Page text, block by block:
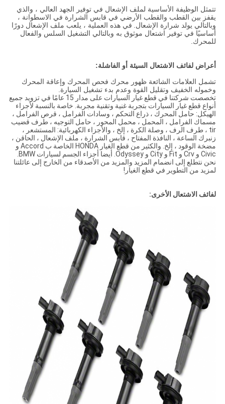
تتمثل الوظيفة الأساسية لملف الإشعال في توفير الجهد العالي ، والذي
يقفز بين القطب والقطب الأرضي في قابس الشرارة في الاسطوانة ،
وبالتالي يولد شرارة الإشعال. في هذه العملية ، يلعب ملف الإشعال دورًا
أساسيًا في توفير اشتعال موثوق به وبالتالي التشغيل السلس والفعال
للمحرك.
أعراض لفائف الاشتعال السيئة أو الفاشلة:
تشمل العلامات الشائعة ظهور محرك فحص المحرك وإعاقة المحرك
وخموله الخفيف وتقليل القوة وعدم بدء تشغيل السيارة.
تخصصت شركتنا في قطع غيار السيارات على مدار 15 عامًا في تزويد جميع
أنواع قطع غيار السيارات بتجربة غنية وتقنية مجربة. خاصة بالنسبة لأجزاء
الهيكل: حامل المحرك ، ذراع التحكم ، وسادات الفرامل ، قرص الفرامل ،
مسماك الفرامل ، المحمل ، محمل المحور ، حامل التوجيه ، طرف قضيب
tir ، طرف الرف ، وصلة الكرة ، إلخ ، والأجزاء الكهربائية: المستشعر ،
زنبرك الساعة ، النافذة المفتاح ، قابس الشرارة ، ملف الإشعال ، الحاقن ،
مضخة الوقود ، إلخ. والكثير من قطع الغيار HONDA الخاصة ب Accord و
Civic و Crv و Fit و City و Odyssey. أيضا أجزاء الجسم لسيارات BMW.
نحن نتطلع إلى انضمام المزيد والمزيد من الأصدقاء من الخارج إلى عائلتنا
لمزيد من التطوير في قطع الغيار!
لفائف الاشتعال الأخرى: